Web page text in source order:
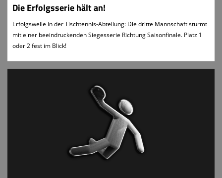
Die Erfolgsserie hält an!
Erfolgswelle in der Tischtennis-Abteilung: Die dritte Mannschaft stürmt
mit einer beeindruckenden Siegesserie Richtung Saisonfinale. Platz 1
oder 2 fest im Blick!